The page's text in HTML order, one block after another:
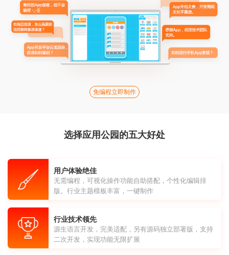
免编程立即制作
选择应用公园的五大好处
用户体验绝佳
无需编程，可视化操作功能自助搭配，个性化编辑排
版。行业主题模板丰富，一键制作
行业技术领先
源生语言开发，完美适配，另有源码独立部署版，支持
二次开发，实现功能无限扩展